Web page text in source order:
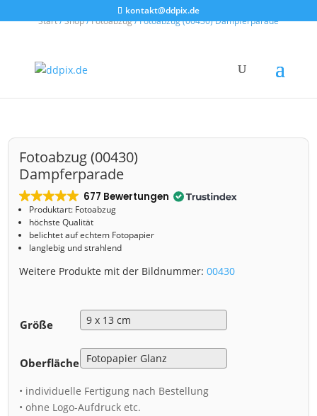
kontakt@ddpix.de
Start/Shop/Fotoabzug/ Fotoabzug (00430) Dampferparade
Fotoabzug (00430)
Dampferparade
677 Bewertungen
Produktart: Fotoabzug
höchste Qualität
belichtet auf echtem Fotopapier
langlebig und strahlend
Weitere Produkte mit der Bildnummer:00430
Größe
Oberfläche
• individuelle Fertigung nach Bestellung
• ohne Logo-Aufdruck etc.